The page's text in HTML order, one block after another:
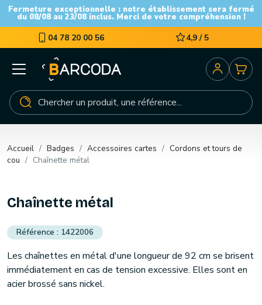
Fermeture exceptionnelle : notre établissement sera fermé
du 08/08 au 23/08 inclus. Merci de votre compréhension !
04 78 20 00 56 4,9 / 5
Accueil Badges Accessoires cartes
Cordons et tours de
cou
Chaînette métal
Chaînette métal
1422006
Les chaînettes en métal d'une longueur de 92 cm se brisent
immédiatement en cas de tension excessive. Elles sont en
acier brossé sans nickel.